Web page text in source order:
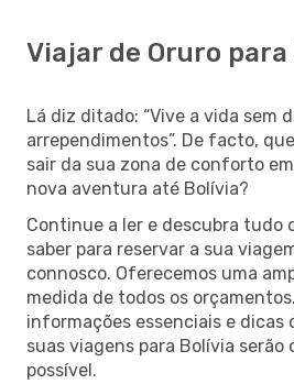
Viajar de Oruro para
Lá diz ditado: “Vive a vida sem
arrependimentos”. De facto,
sair da sua zona de conforto
nova aventura até Bolívia?
Continue a ler e descubra tudo
saber para reservar a sua
connosco. Oferecemos uma
medida de todos os
informações essenciais e dicas
suas viagens para Bolívia serão
possível.